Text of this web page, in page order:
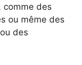
comme des
ou même des
des